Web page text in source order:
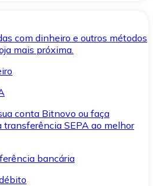
com dinheiro e outros métodos
mais próxima.
conta Bitnovo ou faça
transferência SEPA ao melhor
bancária